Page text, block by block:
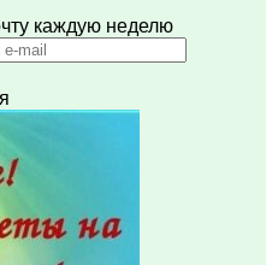
каждую неделю